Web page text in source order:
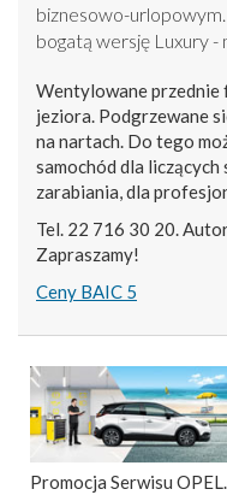
biznesowo-urlopowym.
bogatą wersję Luxury -
Wentylowane przednie
jeziora. Podgrzewane
na nartach. Do tego
samochód dla liczących
zarabiania, dla
Tel. 22 716 30 20.
Zapraszamy!
Ceny BAIC 5
Promocja Serwisu OPEL.